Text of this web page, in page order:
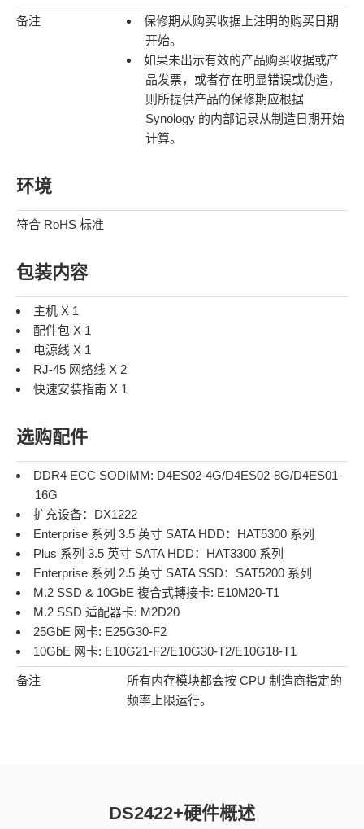
备注
保修期从购买收据上注明的购买日期
开始。
如果未出示有效的产品购买收据或产
品发票，或者存在明显错误或伪造，
则所提供产品的保修期应根据
Synology 的内部记录从制造日期开始
计算。
环境
符合 RoHS 标准
包装内容
主机 X 1
配件包 X 1
电源线 X 1
RJ-45 网络线 X 2
快速安装指南 X 1
选购配件
DDR4 ECC SODIMM: D4ES02-4G/D4ES02-8G/D4ES01-
16G
扩充设备： DX1222
Enterprise 系列 3.5 英寸 SATA HDD： HAT5300 系列
Plus 系列 3.5 英寸 SATA HDD： HAT3300 系列
Enterprise 系列 2.5 英寸 SATA SSD： SAT5200 系列
M.2 SSD & 10GbE 複合式轉接卡: E10M20-T1
M.2 SSD 适配器卡: M2D20
25GbE 网卡: E25G30-F2
10GbE 网卡: E10G21-F2/E10G30-T2/E10G18-T1
备注
所有内存模块都会按 CPU 制造商指定的
频率上限运行。
DS2422+硬件概述